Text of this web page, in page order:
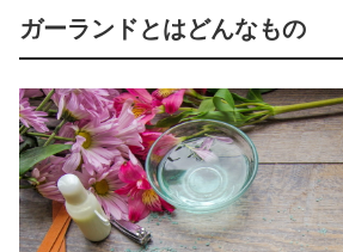
ガーランドとはどんなもの